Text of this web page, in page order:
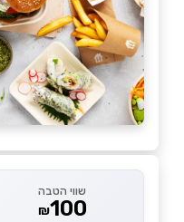
שווי הטבה
₪100